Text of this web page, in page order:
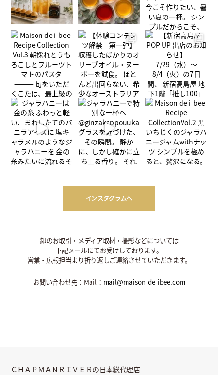
インスタグラムへ
卸のお取引・メディア取材・撮影などについては
下記メールにてお受けしております。
営業・広報担当より折り返しご連絡させていただきます。
お問い合わせ先：Mail： mail@maison-de-ibee.com
ＣＨＡＰＭＡＮＲＩＶＥＲの日本総代理店